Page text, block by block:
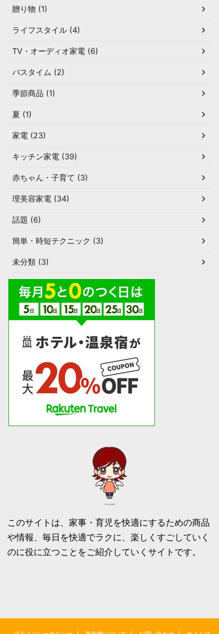
贈り物 (1)
ライフスタイル (4)
TV・オーディオ家電 (6)
バスタイム (2)
季節商品 (1)
夏 (1)
家電 (23)
キッチン家電 (39)
赤ちゃん・子育て (3)
理美容家電 (34)
話題 (6)
簡単・時短テクニック (3)
未分類 (3)
このサイトは、家事・育児を快適にするための商品
や情報、毎日を快適でラクに、楽しくすごしていく
のに役に立つことをご紹介していくサイトです。